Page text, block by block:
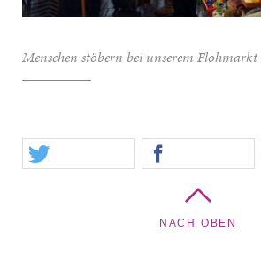
Menschen stöbern bei unserem Flohmarkt
NACH OBEN